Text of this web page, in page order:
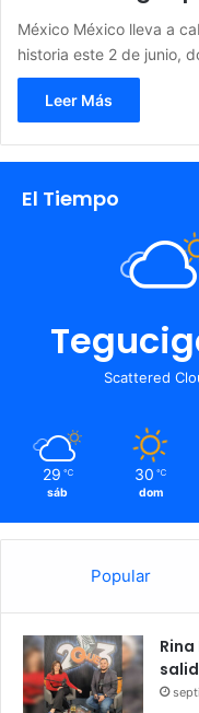
México México lleva a
historia este 2 de junio,
Leer Más
El Tiempo
Scattered
29 ℃
sáb
30 ℃
dom
Popular